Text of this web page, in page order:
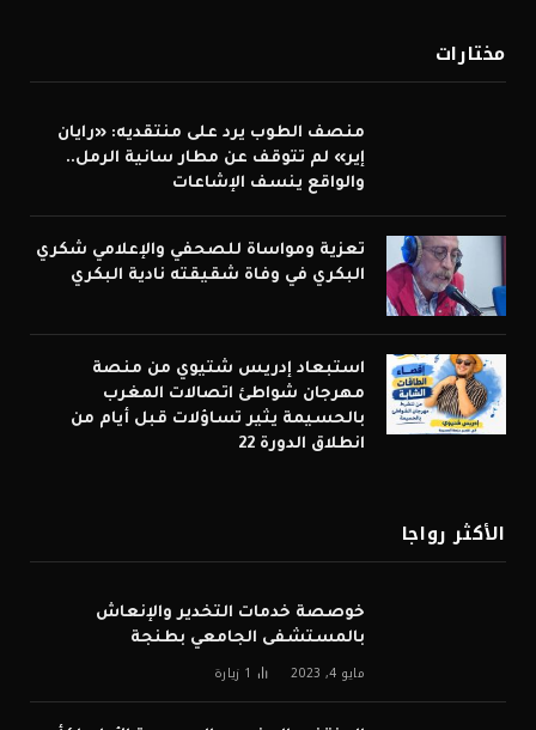
مختارات
منصف الطوب يرد على منتقديه: «رايان
إير» لم تتوقف عن مطار سانية الرمل..
والواقع ينسف الإشاعات
تعزية ومواساة للصحفي والإعلامي شكري
البكري في وفاة شقيقته نادية البكري
استبعاد إدريس شتيوي من منصة
مهرجان شواطئ اتصالات المغرب
بالحسيمة يثير تساؤلات قبل أيام من
انطلاق الدورة 22
الأكثر رواجا
خوصصة خدمات التخدير والإنعاش
بالمستشفى الجامعي بطنجة
مايو 4, 2023 1 زيارة